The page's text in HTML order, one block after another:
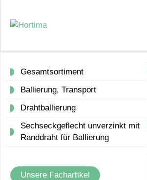
Gesamtsortiment
Ballierung, Transport
Drahtballierung
Sechseckgeflecht unverzinkt mit
Randdraht für Ballierung
Unsere Fachartikel